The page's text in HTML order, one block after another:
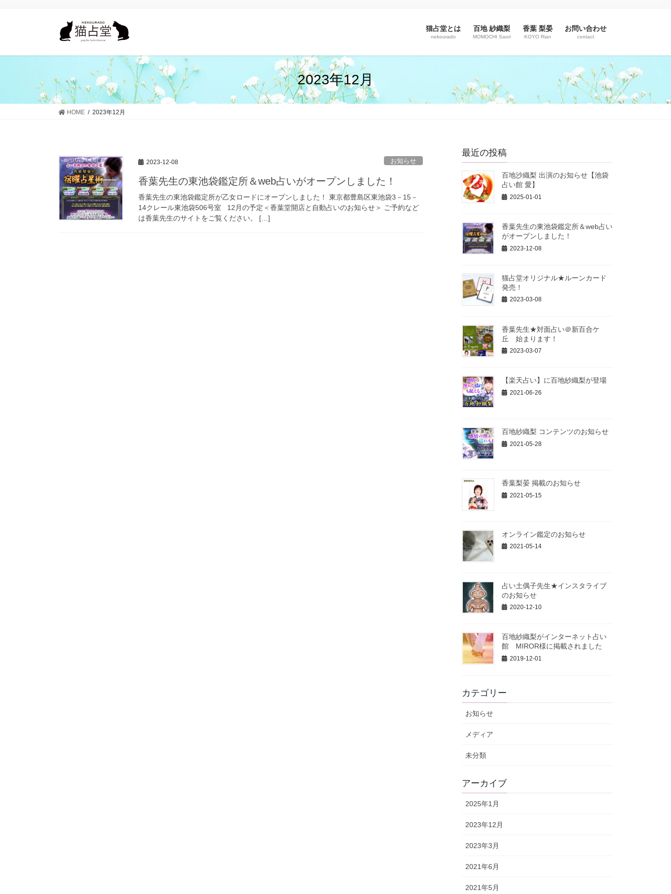
猫占堂とは
nekourado
百地 紗織梨
MOMOCHI Saori
香葉 梨晏
KOYO Rian
お問い合わせ
contact
2023年12月
HOME 2023年12月
2023-12-08 お知らせ
香葉先生の東池袋鑑定所＆web占いがオープンしました！
香葉先生の東池袋鑑定所が乙女ロードにオープンしました！ 東京都豊島区東池袋3－15－
14クレール東池袋506号室 12月の予定＜香葉堂開店と自動占いのお知らせ＞ ご予約など
は香葉先生のサイトをご覧ください。 […]
最近の投稿
百地沙織梨 出演のお知らせ【池袋
占い館 愛】
2025-01-01
香葉先生の東池袋鑑定所＆web占い
がオープンしました！
2023-12-08
猫占堂オリジナル★ルーンカード
発売！
2023-03-08
香葉先生★対面占い＠新百合ケ
丘 始まります！
2023-03-07
【楽天占い】に百地紗織梨が登場
2021-06-26
百地紗織梨 コンテンツのお知らせ
2021-05-28
香葉梨晏 掲載のお知らせ
2021-05-15
オンライン鑑定のお知らせ
2021-05-14
占い土偶子先生★インスタライブ
のお知らせ
2020-12-10
百地紗織梨がインターネット占い
館 MIROR様に掲載されました
2019-12-01
カテゴリー
お知らせ
メディア
未分類
アーカイブ
2025年1月
2023年12月
2023年3月
2021年6月
2021年5月